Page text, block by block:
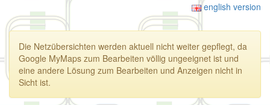
english version
Die Netzübersichten werden aktuell nicht weiter gepflegt, da
Google MyMaps zum Bearbeiten völlig ungeeignet ist und
eine andere Lösung zum Bearbeiten und Anzeigen nicht in
Sicht ist.